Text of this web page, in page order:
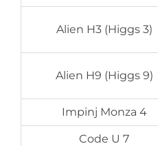
Alien H3 (Higgs 3)
Alien H9 (Higgs 9)
Impinj Monza 4
Code U 7